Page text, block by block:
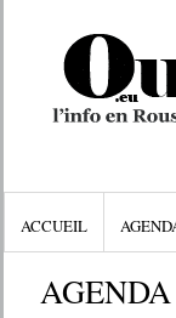
ACCUEIL
AGENDA